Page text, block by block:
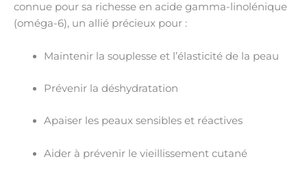
connue pour sa richesse en acide gamma-linolénique
(oméga-6), un allié précieux pour :
Maintenir la souplesse et l’élasticité de la peau
Prévenir la déshydratation
Apaiser les peaux sensibles et réactives
Aider à prévenir le vieillissement cutané